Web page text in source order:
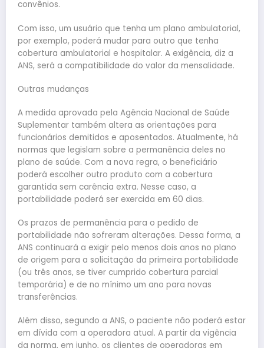
convênios.
Com isso, um usuário que tenha um plano ambulatorial,
por exemplo, poderá mudar para outro que tenha
cobertura ambulatorial e hospitalar. A exigência, diz a
ANS, será a compatibilidade do valor da mensalidade.
Outras mudanças
A medida aprovada pela Agência Nacional de Saúde
Suplementar também altera as orientações para
funcionários demitidos e aposentados. Atualmente, há
normas que legislam sobre a permanência deles no
plano de saúde. Com a nova regra, o beneficiário
poderá escolher outro produto com a cobertura
garantida sem carência extra. Nesse caso, a
portabilidade poderá ser exercida em 60 dias.
Os prazos de permanência para o pedido de
portabilidade não sofreram alterações. Dessa forma, a
ANS continuará a exigir pelo menos dois anos no plano
de origem para a solicitação da primeira portabilidade
(ou três anos, se tiver cumprido cobertura parcial
temporária) e de no mínimo um ano para novas
transferências.
Além disso, segundo a ANS, o paciente não poderá estar
em dívida com a operadora atual. A partir da vigência
da norma, em junho, os clientes de operadoras em